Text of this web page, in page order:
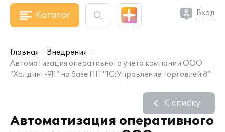
Каталог Вход
Главная
Внедрения
Автоматизация оперативного учета компании ООО
"Холдинг-911" на базе ПП "1С:Управление торговлей 8"
Автоматизация оперативного
К списку